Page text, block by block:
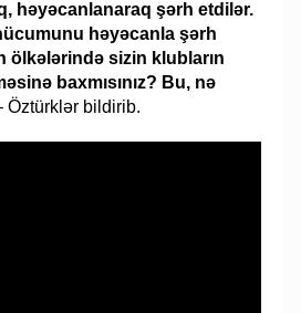
həyəcanlanaraq şərh etdilər.
həyəcanla şərh
ölkələrində sizin klubların
baxmısınız? Bu, nə
Öztürklər bildirib.